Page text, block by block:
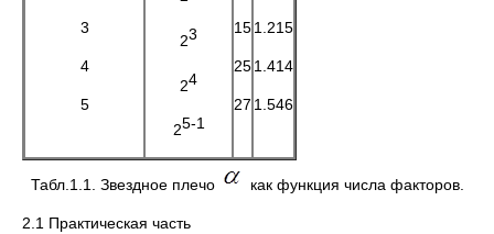
3
4
5
23
24
25-1
15
25
27
1.215
1.414
1.546
Табл.1.1. Звездное плечо как функция числа факторов.
2.1 Практическая часть